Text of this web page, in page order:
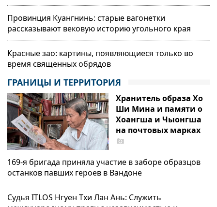
Технологии могут открыть новый
способ существования для
народных сказаний
Вьетнамская выпускница в России
и путь к профессии инженера ГЭС
«Хоабинь»
«Скрытая жемчужина» на
туристической карте Дананга
Провинция Куангнинь: старые вагонетки
рассказывают вековую историю угольного края
Красные зао: картины, появляющиеся только во
время священных обрядов
ГРАНИЦЫ И ТЕРРИТОРИЯ
Хранитель образа Хо
Ши Мина и памяти о
Хоангша и Чыонгша
на почтовых марках
169-я бригада приняла участие в заборе образцов
останков павших героев в Вандоне
Судья ITLOS Нгуен Тхи Лан Ань: Служить